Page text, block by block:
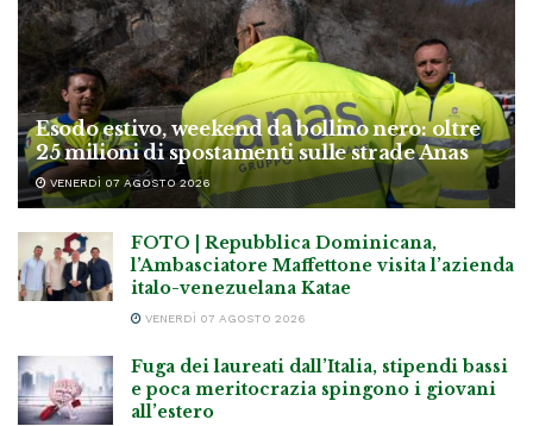
Esodo estivo, weekend da bollino nero: oltre
25 milioni di spostamenti sulle strade Anas
VENERDÌ 07 AGOSTO 2026
FOTO | Repubblica Dominicana,
l’Ambasciatore Maffettone visita l’azienda
italo-venezuelana Katae
VENERDÌ 07 AGOSTO 2026
Fuga dei laureati dall’Italia, stipendi bassi
e poca meritocrazia spingono i giovani
all’estero